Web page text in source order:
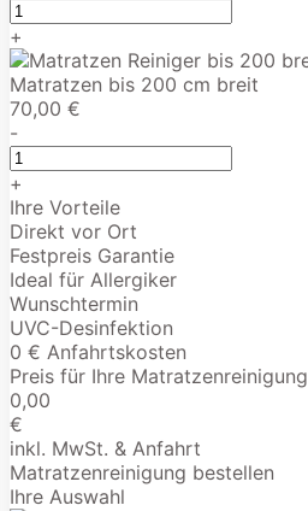
+
Matratzen bis 200 cm breit
70,00 €
-
+
Ihre Vorteile
Direkt vor Ort
Festpreis Garantie
Ideal für Allergiker
Wunschtermin
UVC-Desinfektion
0 € Anfahrtskosten
Preis für Ihre Matratzenreinigung
0,00
€
inkl. MwSt. & Anfahrt
Matratzenreinigung bestellen
Ihre Auswahl